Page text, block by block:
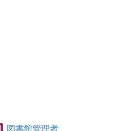
図書館管理者